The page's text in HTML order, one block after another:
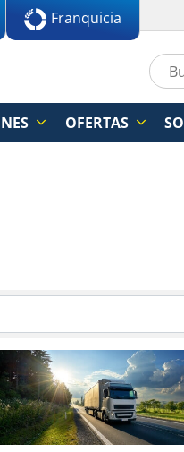
Franquicia
OFERTAS